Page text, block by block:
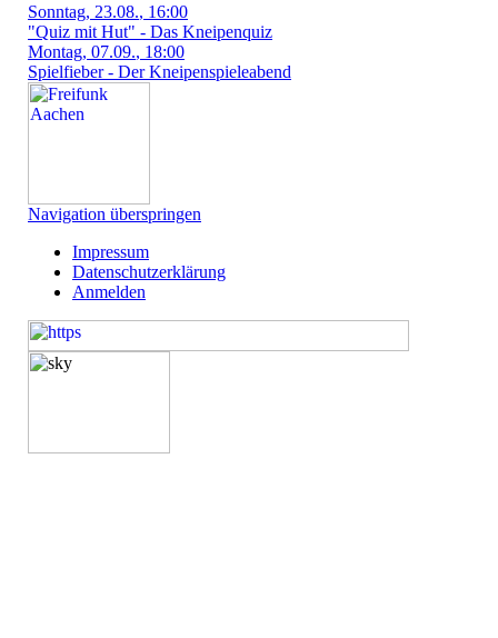
Sonntag, 23.08., 16:00
"Quiz mit Hut" - Das Kneipenquiz
Montag, 07.09., 18:00
Spielfieber - Der Kneipenspieleabend
Navigation überspringen
Impressum
Datenschutzerklärung
Anmelden